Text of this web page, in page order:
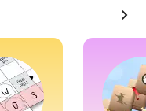
chevron_right